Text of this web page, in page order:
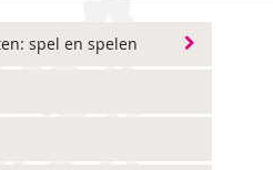
spel en spelen